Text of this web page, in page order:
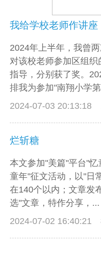
我给学校老师作讲座
2024年上半年，我曾
对该校老师参加区组
指导，分别获了奖。
排我为参加"南翔小学
2024-07-03 20:13:18
烂斩糖
本文参加"美篇"平台"
童年"征文活动，以"日
在140个以内；文章发
选"文章，特作分享，...
2024-07-02 16:40:21